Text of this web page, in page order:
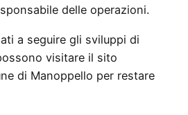
delle operazioni.
a seguire gli sviluppi di
visitare il sito
di Manoppello per restare